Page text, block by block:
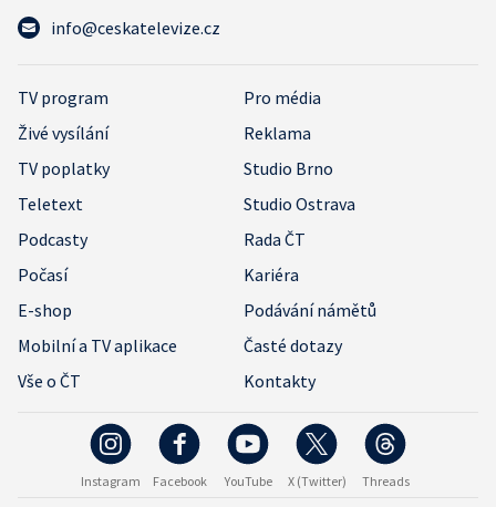
info@ceskatelevize.cz
TV program
Pro média
Živé vysílání
Reklama
TV poplatky
Studio Brno
Teletext
Studio Ostrava
Podcasty
Rada ČT
Počasí
Kariéra
E-shop
Podávání námětů
Mobilní a TV aplikace
Časté dotazy
Vše o ČT
Kontakty
Instagram Facebook YouTube X (Twitter) Threads